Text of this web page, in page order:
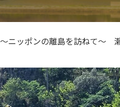
～ニッポンの離島を訪ねて～